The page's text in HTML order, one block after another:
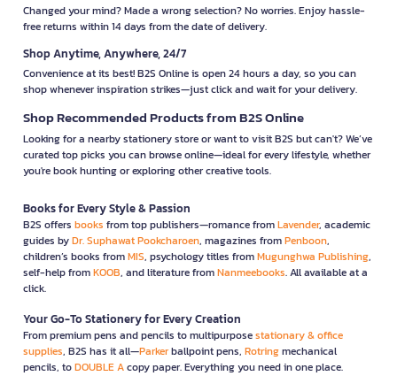
Changed your mind? Made a wrong selection? No worries. Enjoy hassle-
free returns within 14 days from the date of delivery.
Shop Anytime, Anywhere, 24/7
Convenience at its best! B2S Online is open 24 hours a day, so you can
shop whenever inspiration strikes—just click and wait for your delivery.
Shop Recommended Products from B2S Online
Looking for a nearby stationery store or want to visit B2S but can't? We’ve
curated top picks you can browse online—ideal for every lifestyle, whether
you're book hunting or exploring other creative tools.
Books for Every Style & Passion
B2S offers books from top publishers—romance fromLavender, academic
guides byDr. Suphawat Pookcharoen, magazines fromPenboon,
children’s books fromMIS, psychology titles fromMugunghwa Publishing,
self-help fromKOOB, and literature fromNanmeebooks. All available at a
click.
Your Go-To Stationery for Every Creation
From premium pens and pencils to multipurposestationary & office
supplies, B2S has it all—Parkerballpoint pens, Rotringmechanical
pencils, toDOUBLE Acopy paper. Everything you need in one place.